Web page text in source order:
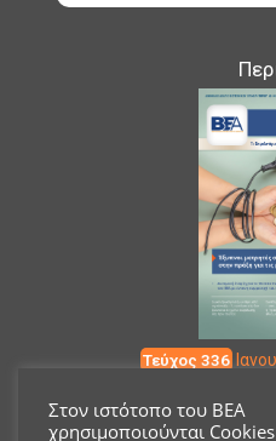
Τεύχος 336
Στον ιστότοπο του ΒΕΑ
χρησιμοποιούνται